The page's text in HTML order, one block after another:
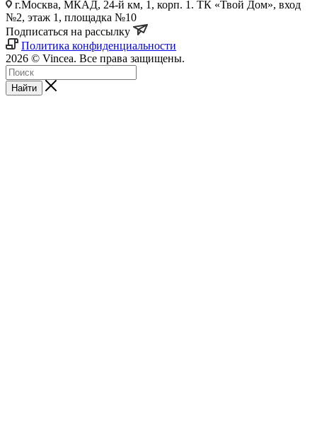
г.Москва, МКАД, 24-й км, 1, корп. 1. ТК «Твой Дом», вход
№2, этаж 1, площадка №10
Подписаться на рассылку
Политика конфиденциальности
2026 © Vincea. Все права защищены.
Найти